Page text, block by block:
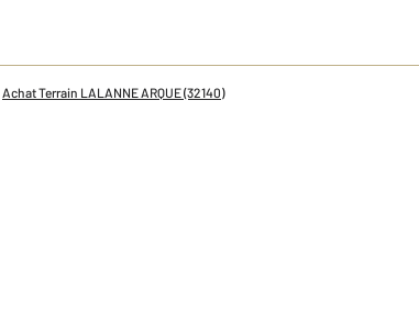
Achat Terrain LALANNE ARQUE (32140)